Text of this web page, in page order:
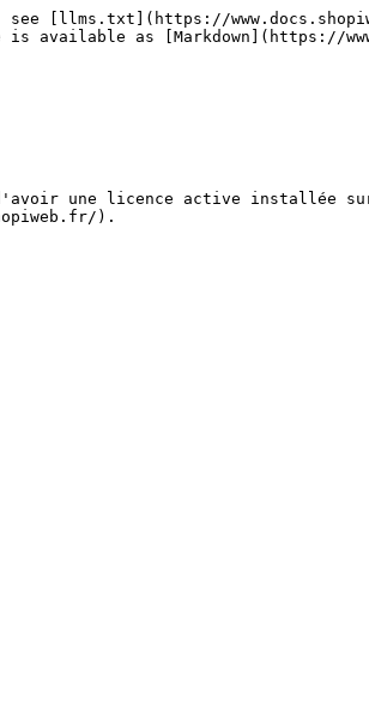
see [llms.txt](https://
available as [Markdown](https://
d'avoir une licence active installée
).